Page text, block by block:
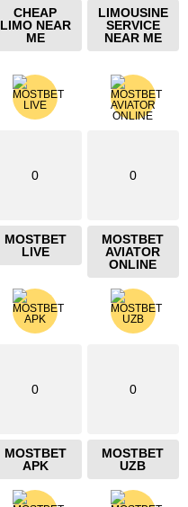
CHEAP
LIMO NEAR
ME
LIMOUSINE
SERVICE
NEAR ME
0
MOSTBET
LIVE
0
MOSTBET
AVIATOR
ONLINE
0
MOSTBET
APK
0
MOSTBET
UZB